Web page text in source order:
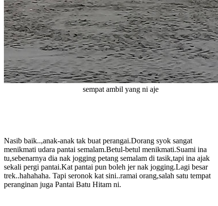
sempat ambil yang ni aje
Nasib baik..,anak-anak tak buat perangai.Dorang syok sangat
menikmati udara pantai semalam.Betul-betul menikmati.Suami ina
tu,sebenarnya dia nak jogging petang semalam di tasik,tapi ina ajak
sekali pergi pantai.Kat pantai pun boleh jer nak jogging.Lagi besar
trek..hahahaha. Tapi seronok kat sini..ramai orang,salah satu tempat
peranginan juga Pantai Batu Hitam ni.